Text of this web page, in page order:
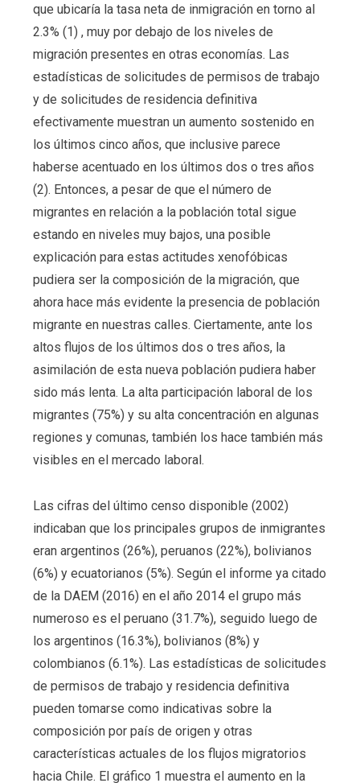
que ubicaría la tasa neta de inmigración en torno al
2.3% (1) , muy por debajo de los niveles de
migración presentes en otras economías. Las
estadísticas de solicitudes de permisos de trabajo
y de solicitudes de residencia definitiva
efectivamente muestran un aumento sostenido en
los últimos cinco años, que inclusive parece
haberse acentuado en los últimos dos o tres años
(2). Entonces, a pesar de que el número de
migrantes en relación a la población total sigue
estando en niveles muy bajos, una posible
explicación para estas actitudes xenofóbicas
pudiera ser la composición de la migración, que
ahora hace más evidente la presencia de población
migrante en nuestras calles. Ciertamente, ante los
altos flujos de los últimos dos o tres años, la
asimilación de esta nueva población pudiera haber
sido más lenta. La alta participación laboral de los
migrantes (75%) y su alta concentración en algunas
regiones y comunas, también los hace también más
visibles en el mercado laboral.
Las cifras del último censo disponible (2002)
indicaban que los principales grupos de inmigrantes
eran argentinos (26%), peruanos (22%), bolivianos
(6%) y ecuatorianos (5%). Según el informe ya citado
de la DAEM (2016) en el año 2014 el grupo más
numeroso es el peruano (31.7%), seguido luego de
los argentinos (16.3%), bolivianos (8%) y
colombianos (6.1%). Las estadísticas de solicitudes
de permisos de trabajo y residencia definitiva
pueden tomarse como indicativas sobre la
composición por país de origen y otras
características actuales de los flujos migratorios
hacia Chile. El gráfico 1 muestra el aumento en la